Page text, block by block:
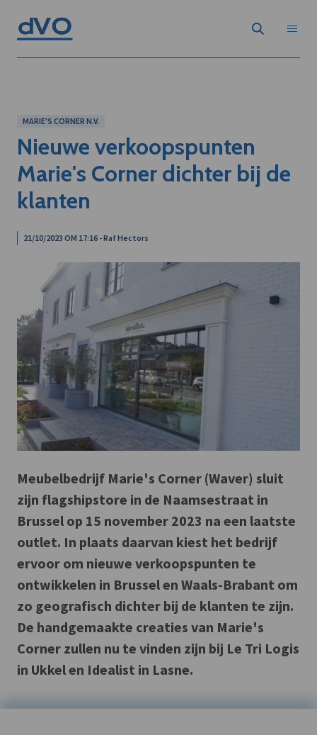
MARIE'S CORNER N.V.
Nieuwe verkoopspunten
Marie's Corner dichter bij de
klanten
21/10/2023 OM 17:16 - Raf Hectors
Meubelbedrijf Marie's Corner (Waver) sluit
zijn flagshipstore in de Naamsestraat in
Brussel op 15 november 2023 na een laatste
outlet. In plaats daarvan kiest het bedrijf
ervoor om nieuwe verkoopspunten te
ontwikkelen in Brussel en Waals-Brabant om
zo geografisch dichter bij de klanten te zijn.
De handgemaakte creaties van Marie's
Corner zullen nu te vinden zijn bij Le Tri Logis
in Ukkel en Idealist in Lasne.